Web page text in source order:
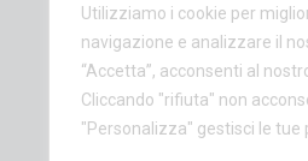
Utilizziamo i cookie per
navigazione e analizzare il
“Accetta”, acconsenti al
Cliccando "rifiuta" non
"Personalizza" gestisci le tue